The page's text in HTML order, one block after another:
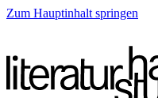
Zum Hauptinhalt springen